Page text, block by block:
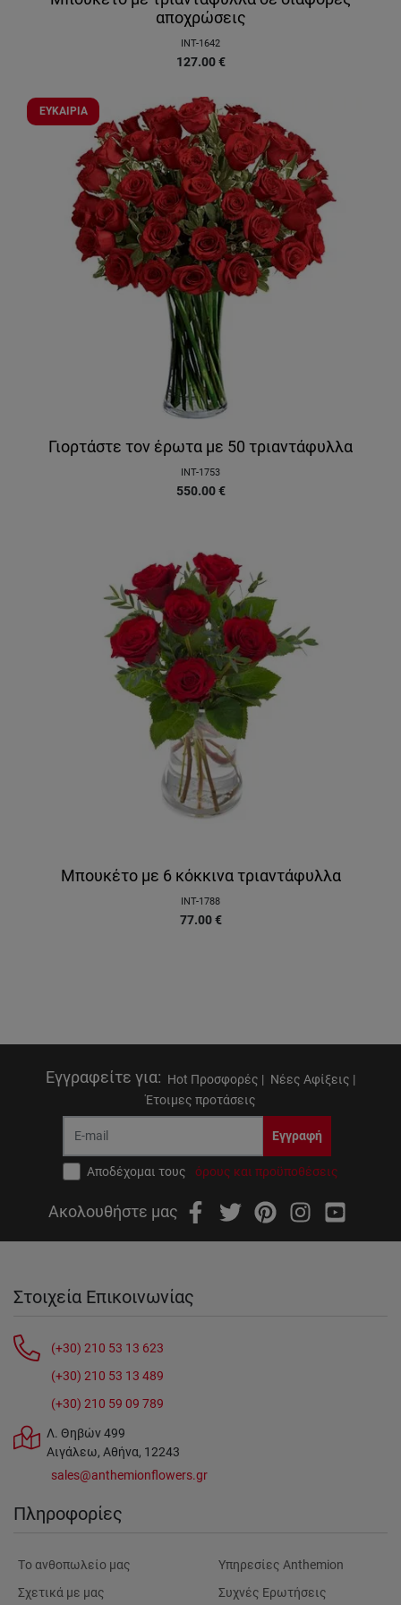
αποχρώσεις
INT-1642
127.00 €
ΕΥΚΑΙΡΙΑ
Γιορτάστε τον έρωτα με 50 τριαντάφυλλα
INT-1753
550.00 €
Μπουκέτο με 6 κόκκινα τριαντάφυλλα
INT-1788
77.00 €
Εγγραφείτε για: Hot Προσφορές | Νέες Αφίξεις |
Έτοιμες προτάσεις
Εγγραφή
Αποδέχομαι τους όρους και προϋποθέσεις
Ακολουθήστε μας
Στοιχεία Επικοινωνίας
(+30) 210 53 13 623
(+30) 210 53 13 489
(+30) 210 59 09 789
Λ. Θηβών 499
Αιγάλεω, Αθήνα, 12243
sales@anthemionflowers.gr
Πληροφορίες
Tο ανθοπωλείο μας
Σχετικά με μας
Υπηρεσίες Anthemion
Συχνές Ερωτήσεις